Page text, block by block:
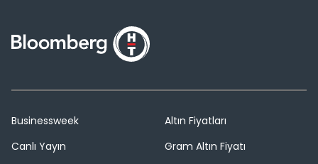
Businessweek
Canlı Yayın
Altın Fiyatları
Gram Altın Fiyatı